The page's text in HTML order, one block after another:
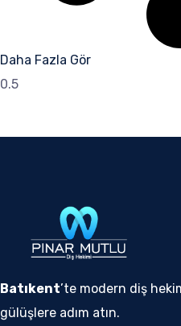
Daha Fazla Gör
Batıkent’te modern diş
gülüşlere adım atın.